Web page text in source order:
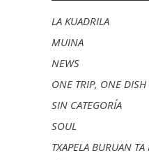
LA KUADRILA
MUINA
NEWS
ONE TRIP, ONE DISH
SIN CATEGORÍA
SOUL
TXAPELA BURUAN